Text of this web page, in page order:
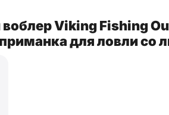
Viking Fishing
для ловли со